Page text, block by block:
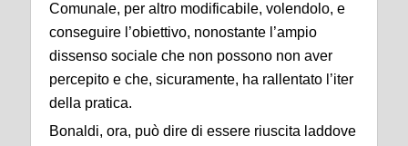
Comunale, per altro modificabile, volendolo, e
conseguire l’obiettivo, nonostante l’ampio
dissenso sociale che non possono non aver
percepito e che, sicuramente, ha rallentato l’iter
della pratica.
Bonaldi, ora, può dire di essere riuscita laddove